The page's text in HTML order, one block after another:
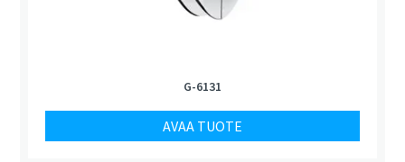
G-6131
AVAA TUOTE